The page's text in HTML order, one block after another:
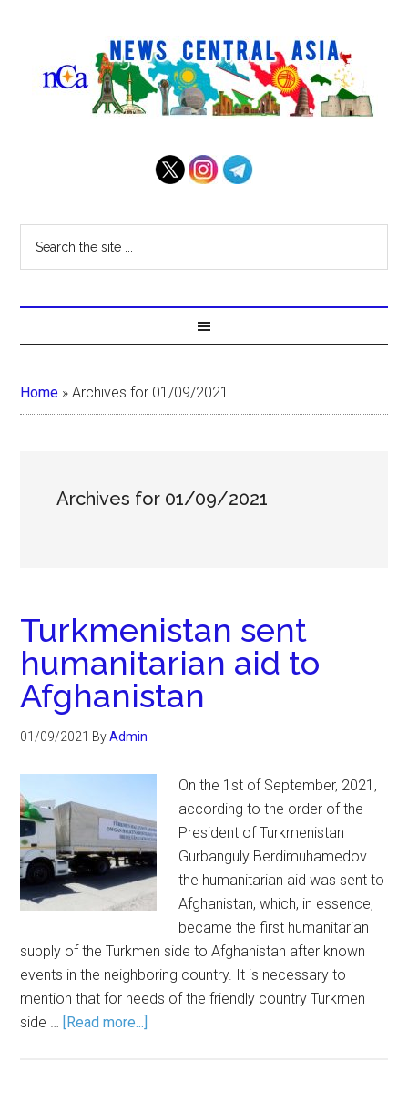
Home »Archives for 01/09/2021
Archives for 01/09/2021
Turkmenistan sent
humanitarian aid to
Afghanistan
01/09/2021 ByAdmin
On the 1st of September, 2021,
according to the order of the
President of Turkmenistan
Gurbanguly Berdimuhamedov
the humanitarian aid was sent to
Afghanistan, which, in essence,
became the first humanitarian
supply of the Turkmen side to Afghanistan after known
events in the neighboring country. It is necessary to
mention that for needs of the friendly country Turkmen
side … [Read more...]